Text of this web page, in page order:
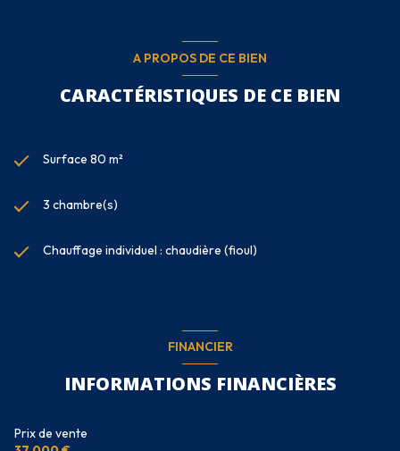
A PROPOS DE CE BIEN
CARACTÉRISTIQUES DE CE BIEN
Surface 80 m²
3 chambre(s)
Chauffage individuel : chaudière (fioul)
FINANCIER
INFORMATIONS FINANCIÈRES
Prix de vente